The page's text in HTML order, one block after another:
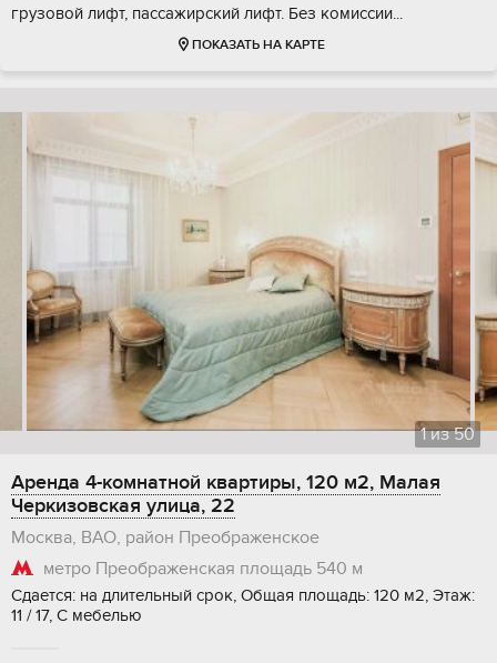
грузовой лифт, пассажирский лифт. Без комиссии...
ПОКАЗАТЬ НА КАРТЕ
1из50
Аренда 4-комнатной квартиры, 120 м2, Малая
Черкизовская улица, 22
Москва, ВАО, район Преображенское
метро Преображенская площадь 540 м
Сдается: на длительный срок, Общая площадь: 120 м2, Этаж:
11 / 17, С мебелью